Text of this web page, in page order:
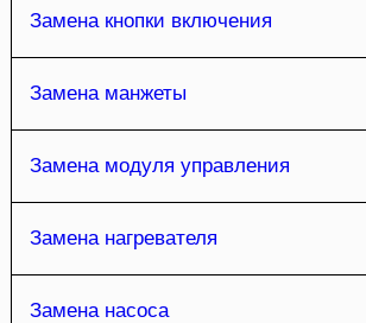
Замена кнопки включения
Замена манжеты
Замена модуля управления
Замена нагревателя
Замена насоса